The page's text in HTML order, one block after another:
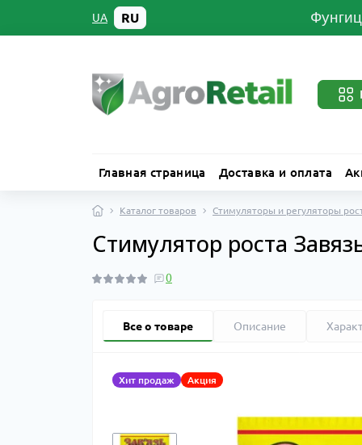
UA RU
Главная страница Доставка и оплата
Каталог товаров Стимуляторы и регуляторы
Стимулятор роста
0
Все о товаре Описание
Хит продаж Акция